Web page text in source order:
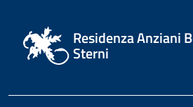
Residenza Anziani
Sterni